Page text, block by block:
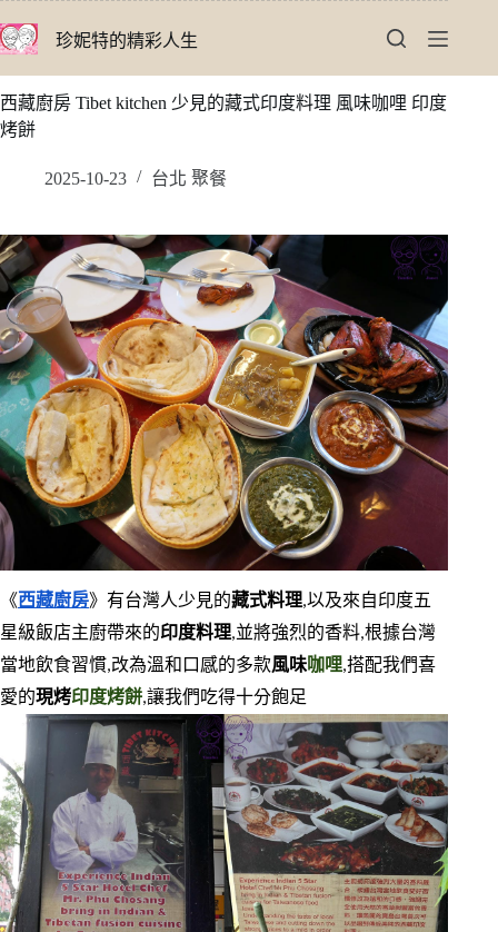
至
要
內
珍妮特的精彩人生
西藏廚房 Tibet kitchen 少見的藏式印度料理 風味咖哩 印度
烤餅
2025-10-23 台北 聚餐
《西藏廚房》有台灣人少見的藏式料理,以及來自印度五
星級飯店主廚帶來的印度料理,並將強烈的香料,根據台灣
當地飲食習慣,改為溫和口感的多款風味咖哩,搭配我們喜
愛的現烤印度烤餅,讓我們吃得十分飽足